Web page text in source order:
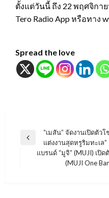
ตั้งแต่วันนี้ ถึง 22 พฤศจิกาย
Tero Radio App หรือทาง
Spread the love
แนะแนว
เรื่อง
Previous
“เมสัน” จัดงานเปิดตัว
แต่งงานสุดหรูริมทะเล”
แบรนด์ “มูจิ” (MUJI) เปิด
(MUJI One